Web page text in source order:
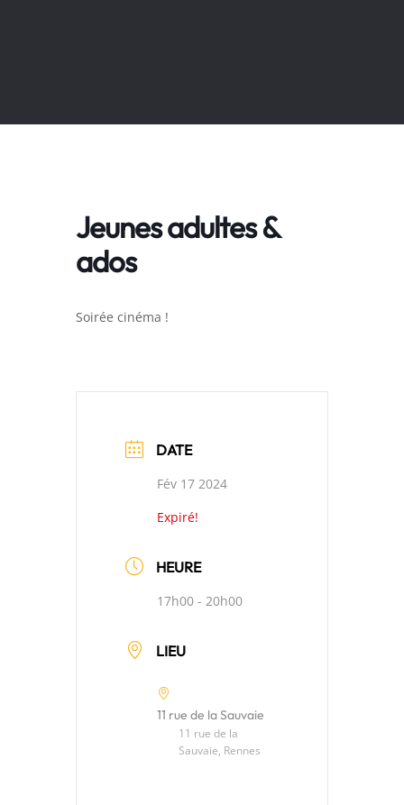
Jeunes adultes &
ados
Soirée cinéma !
DATE
Fév 17 2024
Expiré!
HEURE
17h00 - 20h00
LIEU
11 rue de la Sauvaie
11 rue de la
Sauvaie, Rennes